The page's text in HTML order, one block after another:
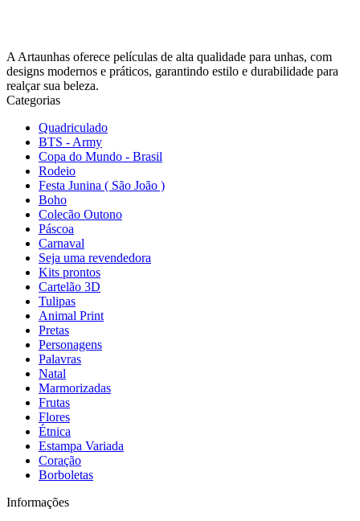
A Artaunhas oferece películas de alta qualidade para unhas, com
designs modernos e práticos, garantindo estilo e durabilidade para
realçar sua beleza.
Categorias
Quadriculado
BTS - Army
Copa do Mundo - Brasil
Rodeio
Festa Junina ( São João )
Boho
Colecão Outono
Páscoa
Carnaval
Seja uma revendedora
Kits prontos
Cartelão 3D
Tulipas
Animal Print
Pretas
Personagens
Palavras
Natal
Marmorizadas
Frutas
Flores
Étnica
Estampa Variada
Coração
Borboletas
Informações